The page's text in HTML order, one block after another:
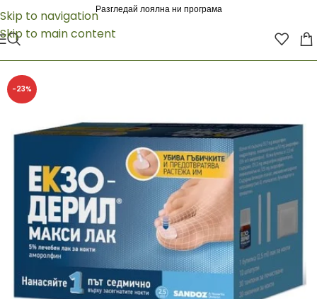
Skip to navigation
Skip to main content
Разгледай лоялна ни програма
-23%